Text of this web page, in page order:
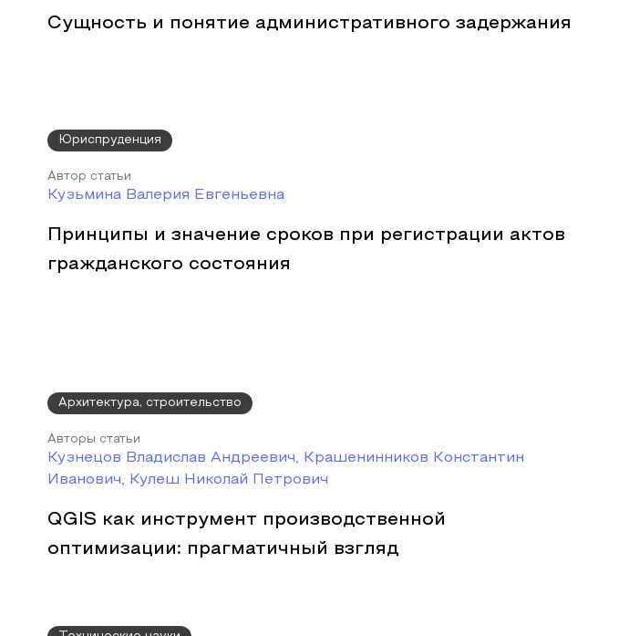
Сущность и понятие административного задержания
Юриспруденция
Автор статьи
Кузьмина Валерия Евгеньевна
Принципы и значение сроков при регистрации актов
гражданского состояния
Архитектура, строительство
Авторы статьи
Кузнецов Владислав Андреевич, Крашенинников Константин
Иванович, Кулеш Николай Петрович
QGIS как инструмент производственной
оптимизации: прагматичный взгляд